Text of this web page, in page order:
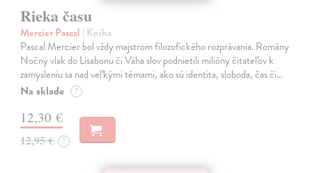
Rieka času
Mercier Pascal | Kniha
Pascal Mercier bol vždy majstrom filozofického rozprávania. Romány
Nočný vlak do Lisabonu či Váha slov podnietili milióny čitateľov k
zamysleniu sa nad veľkými témami, ako sú identita, sloboda, čas či…
Na sklade ?
12,30 €
12,95 € ?